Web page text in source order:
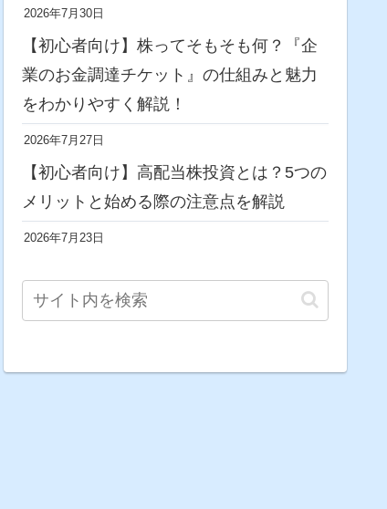
2026年7月30日
【初心者向け】株ってそもそも何？『企
業のお金調達チケット』の仕組みと魅力
をわかりやすく解説！
2026年7月27日
【初心者向け】高配当株投資とは？5つの
メリットと始める際の注意点を解説
2026年7月23日